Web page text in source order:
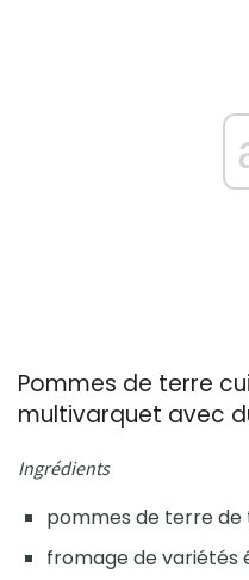
Pommes de terre
multivarquet avec
Ingrédients
pommes de terre de
fromage de variétés